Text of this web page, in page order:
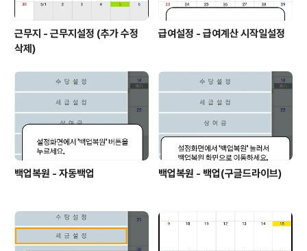
근무지 - 근무지설정 (추가 수정
삭제)
급여설정 - 급여계산 시작일설정
백업복원 - 자동백업 백업복원 - 백업(구글드라이브)